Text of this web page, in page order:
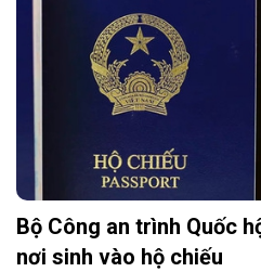
Bộ Công an trình Quốc
nơi sinh vào hộ chiếu